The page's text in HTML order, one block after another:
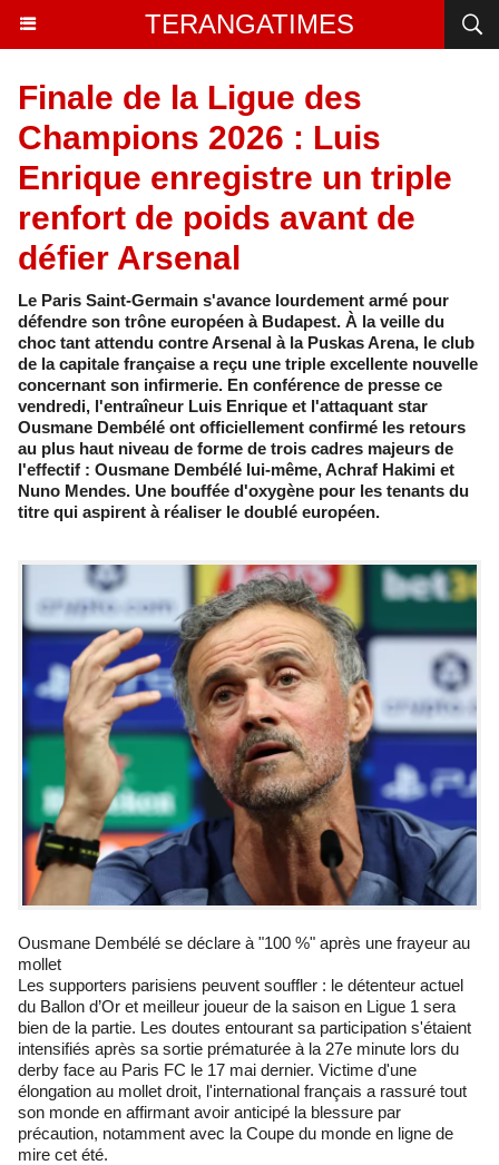
TERANGATIMES
Finale de la Ligue des
Champions 2026 : Luis
Enrique enregistre un triple
renfort de poids avant de
défier Arsenal
Le Paris Saint-Germain s'avance lourdement armé pour
défendre son trône européen à Budapest. À la veille du
choc tant attendu contre Arsenal à la Puskas Arena, le club
de la capitale française a reçu une triple excellente nouvelle
concernant son infirmerie. En conférence de presse ce
vendredi, l'entraîneur Luis Enrique et l'attaquant star
Ousmane Dembélé ont officiellement confirmé les retours
au plus haut niveau de forme de trois cadres majeurs de
l'effectif : Ousmane Dembélé lui-même, Achraf Hakimi et
Nuno Mendes. Une bouffée d'oxygène pour les tenants du
titre qui aspirent à réaliser le doublé européen.
Ousmane Dembélé se déclare à "100 %" après une frayeur au
mollet
Les supporters parisiens peuvent souffler : le détenteur actuel
du Ballon d’Or et meilleur joueur de la saison en Ligue 1 sera
bien de la partie. Les doutes entourant sa participation s'étaient
intensifiés après sa sortie prématurée à la 27e minute lors du
derby face au Paris FC le 17 mai dernier. Victime d'une
élongation au mollet droit, l'international français a rassuré tout
son monde en affirmant avoir anticipé la blessure par
précaution, notamment avec la Coupe du monde en ligne de
mire cet été.